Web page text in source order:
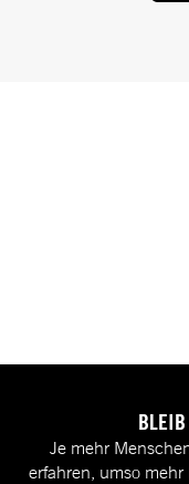
BLEIB
Je mehr
erfahren, umso